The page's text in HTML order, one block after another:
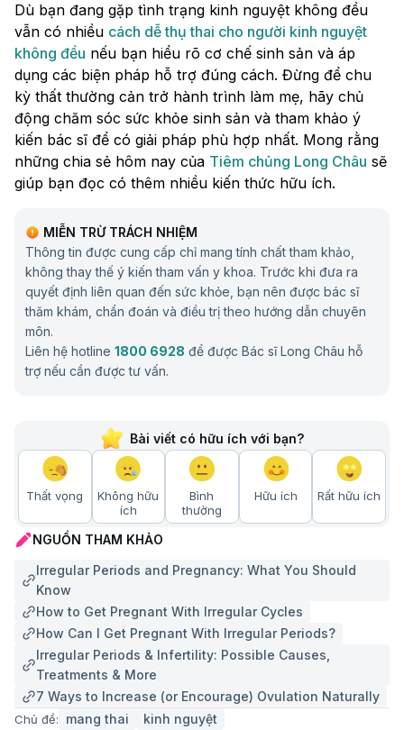
Dù bạn đang gặp tình trạng kinh nguyệt không đều
vẫn có nhiều cách dễ thụ thai cho người kinh nguyệt
không đều nếu bạn hiểu rõ cơ chế sinh sản và áp
dụng các biện pháp hỗ trợ đúng cách. Đừng để chu
kỳ thất thường cản trở hành trình làm mẹ, hãy chủ
động chăm sóc sức khỏe sinh sản và tham khảo ý
kiến bác sĩ để có giải pháp phù hợp nhất. Mong rằng
những chia sẻ hôm nay của Tiêm chủng Long Châu sẽ
giúp bạn đọc có thêm nhiều kiến thức hữu ích.
MIỄN TRỪ TRÁCH NHIỆM
Thông tin được cung cấp chỉ mang tính chất tham khảo,
không thay thế ý kiến tham vấn y khoa. Trước khi đưa ra
quyết định liên quan đến sức khỏe, bạn nên được bác sĩ
thăm khám, chẩn đoán và điều trị theo hướng dẫn chuyên
môn.
Liên hệ hotline 1800 6928 để được Bác sĩ Long Châu hỗ
trợ nếu cần được tư vấn.
Bài viết có hữu ích với bạn?
Thất vọng
Không hữu
ích
Bình
thường
Hữu ích Rất hữu ích
NGUỒN THAM KHẢO
Irregular Periods and Pregnancy: What You Should
Know
How to Get Pregnant With Irregular Cycles
How Can I Get Pregnant With Irregular Periods?
Irregular Periods & Infertility: Possible Causes,
Treatments & More
7 Ways to Increase (or Encourage) Ovulation Naturally
Chủ đề: mang thai kinh nguyệt